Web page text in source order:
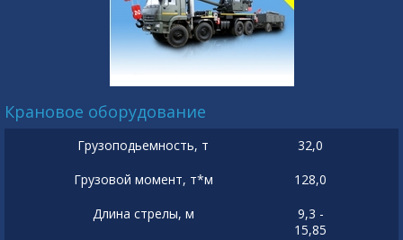
Крановое оборудование
Грузоподьемность, т
32,0
Грузовой момент, т*м
128,0
Длина стрелы, м
9,3 -
15,85